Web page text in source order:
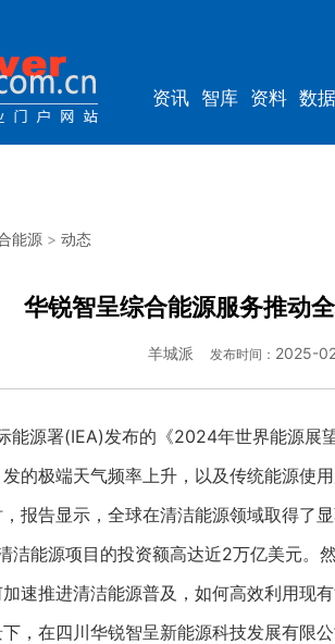
资讯 智库 资料 数据
能源 > 动态
华锐智呈综合能源服务推动
羊城派 发布时间： 2025-
署(IEA)发布的《2024年世界能源展
的极端天气频率上升，以及传统能源使
报告显示，全球在清洁能源领域取得了
洁能源项目的投资额高达近2万亿美元。
速推进清洁能源普及，如何高效利用现
在四川华锐智呈新能源科技发展有限公